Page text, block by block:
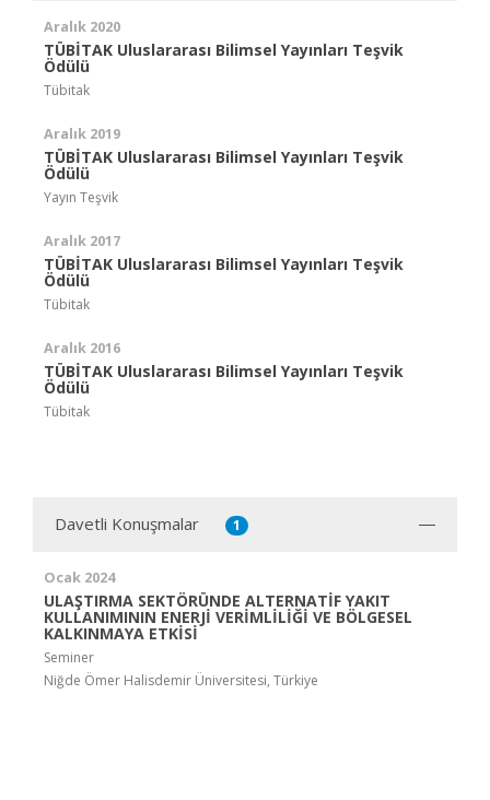
Aralık 2020
TÜBİTAK Uluslararası Bilimsel Yayınları Teşvik
Ödülü
Tübitak
Aralık 2019
TÜBİTAK Uluslararası Bilimsel Yayınları Teşvik
Ödülü
Yayın Teşvik
Aralık 2017
TÜBİTAK Uluslararası Bilimsel Yayınları Teşvik
Ödülü
Tübitak
Aralık 2016
TÜBİTAK Uluslararası Bilimsel Yayınları Teşvik
Ödülü
Tübitak
Davetli Konuşmalar 1
Ocak 2024
ULAŞTIRMA SEKTÖRÜNDE ALTERNATİF YAKIT
KULLANIMININ ENERJİ VERİMLİLİĞİ VE BÖLGESEL
KALKINMAYA ETKİSİ
Seminer
Niğde Ömer Halisdemir Üniversitesi, Türkiye